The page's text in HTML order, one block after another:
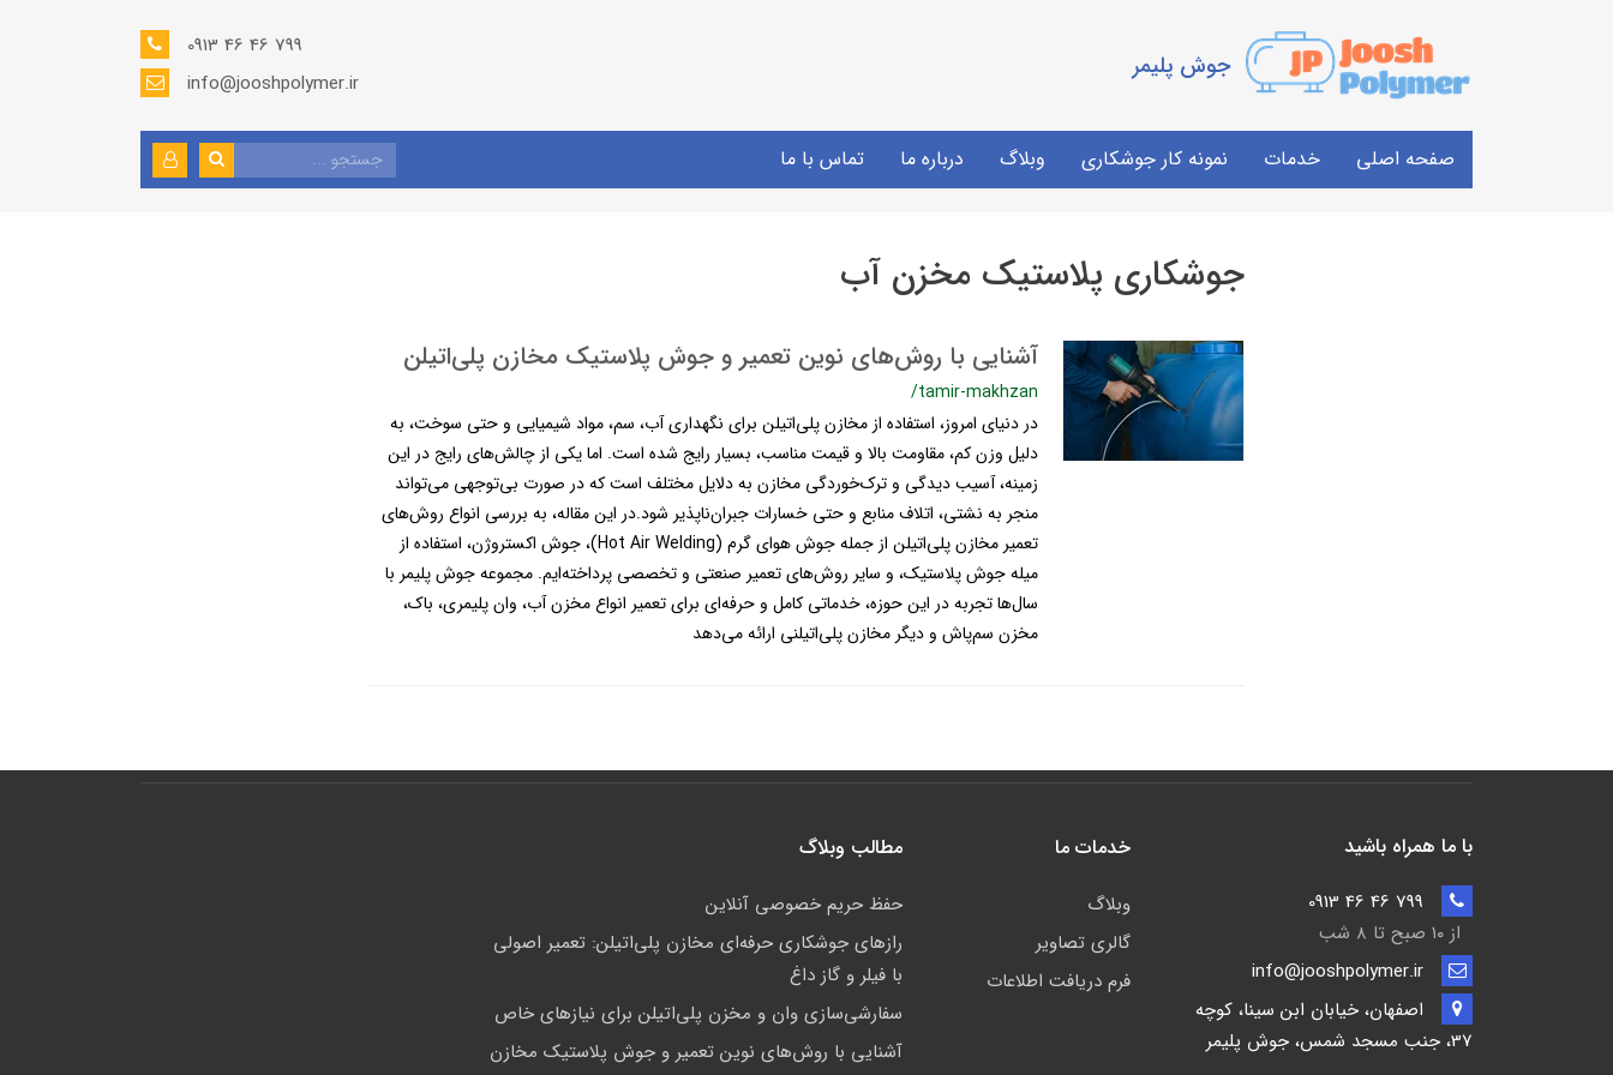
جوش پلیمر
0913 46 46 799
info@jooshpolymer.ir
صفحه اصلی خدمات نمونه کار جوشکاری وبلاگ درباره ما تماس با ما
جوشکاری پلاستیک مخزن آب
آشنایی با روش‌های نوین تعمیر و جوش پلاستیک مخازن پلی‌اتیلن
/tamir-makhzan
در دنیای امروز، استفاده از مخازن پلی‌اتیلن برای نگهداری آب، سم، مواد شیمیایی و حتی سوخت، به
دلیل وزن کم، مقاومت بالا و قیمت مناسب، بسیار رایج شده است. اما یکی از چالش‌های رایج در این
زمینه، آسیب دیدگی و ترک‌خوردگی مخازن به دلایل مختلف است که در صورت بی‌توجهی می‌تواند
منجر به نشتی، اتلاف منابع و حتی خسارات جبران‌ناپذیر شود.در این مقاله، به بررسی انواع روش‌های
تعمیر مخازن پلی‌اتیلن از جمله جوش هوای گرم (Hot Air Welding)، جوش اکستروژن، استفاده از
میله جوش پلاستیک، و سایر روش‌های تعمیر صنعتی و تخصصی پرداخته‌ایم. مجموعه جوش پلیمر با
سال‌ها تجربه در این حوزه، خدماتی کامل و حرفه‌ای برای تعمیر انواع مخزن آب، وان پلیمری، باک،
مخزن سم‌پاش و دیگر مخازن پلی‌اتیلنی ارائه می‌دهد
با ما همراه باشید
از ۱۰ صبح تا ۸ شب
اصفهان، خیابان ابن سینا، کوچه
37، جنب مسجد شمس، جوش پلیمر
خدمات ما
وبلاگ
گالری تصاویر
فرم دریافت اطلاعات
مطالب وبلاگ
حفظ حریم خصوصی آنلاین
رازهای جوشکاری حرفه‌ای مخازن پلی‌اتیلن: تعمیر اصولی
با فیلر و گاز داغ
سفارشی‌سازی وان و مخزن پلی‌اتیلن برای نیازهای خاص
آشنایی با روش‌های نوین تعمیر و جوش پلاستیک مخازن